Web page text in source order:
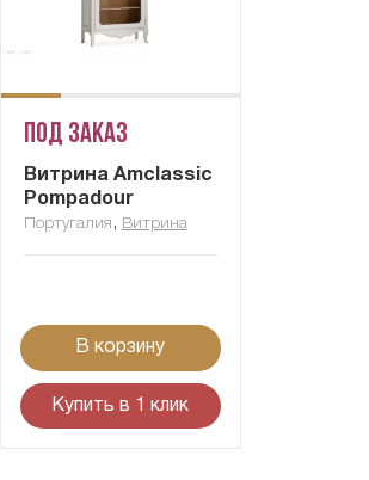
Под заказ
Витрина Amclassic
Pompadour
Португалия , Витрина
В корзину
Купить в 1 клик